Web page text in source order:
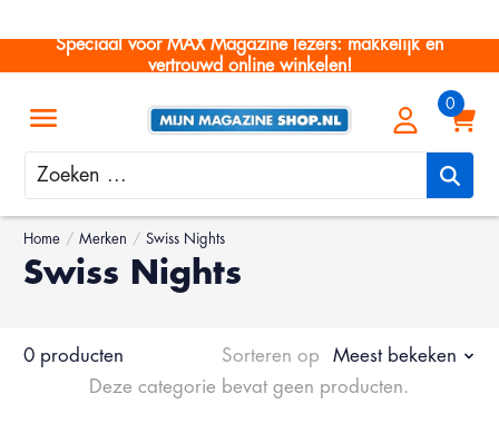
Speciaal voor MAX Magazine lezers: makkelijk en
vertrouwd online winkelen!
Zoeken
Home / Merken / Swiss Nights
Swiss Nights
0 producten Sorteren op
Meest bekeken
Deze categorie bevat geen producten.